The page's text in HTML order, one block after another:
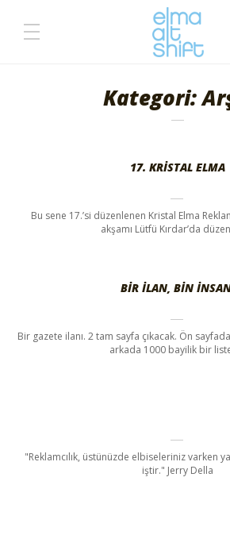
Kategori:
17. KRISTAL ELMA
Bu sene 17.’si düzenlenen Kristal Elma
akşamı Lütfü Kırdar’da
BIR ILAN, BIN
Bir gazete ilanı. 2 tam sayfa çıkacak. Ön
arkada 1000 bayilik bir
"Reklamcılık, üstünüzde elbiseleriniz varken
iştir." Jerry Della